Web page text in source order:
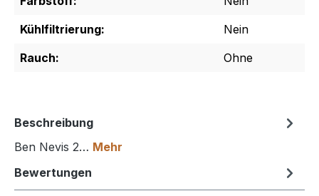
Kühlfiltrierung:
Nein
Rauch:
Ohne
Beschreibung
Ben Nevis 2… Mehr
Bewertungen